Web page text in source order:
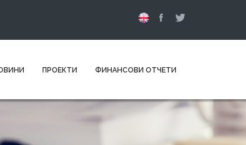
ПРОЕКТИ ФИНАНСОВИ ОТЧЕТИ